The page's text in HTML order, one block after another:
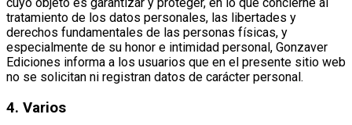
tratamiento de los datos personales, las libertades y
derechos fundamentales de las personas físicas, y
especialmente de su honor e intimidad personal, Gonzaver
Ediciones informa a los usuarios que en el presente sitio web
no se solicitan ni registran datos de carácter personal.
4. Varios